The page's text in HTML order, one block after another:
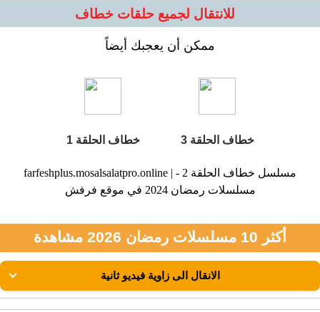
للانتقال لجميع حلقات خطاف
ممكن أن يعجبك أيضاً
خطاف الحلقة 3 خطاف الحلقة 1
farfeshplus.mosalsalatpro.online | مسلسل خطاف الحلقة 2 -
مسلسلات رمضان 2024 في موقع فرفش
أكثر 10 مسلسلات رمضان 2026 مشاهدة